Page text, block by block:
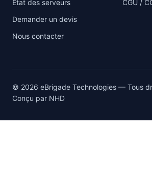
État des serveurs
Demander un devis
Nous contacter
CGU /
© 2026 eBrigade Technologies — Tous
Conçu par NHD